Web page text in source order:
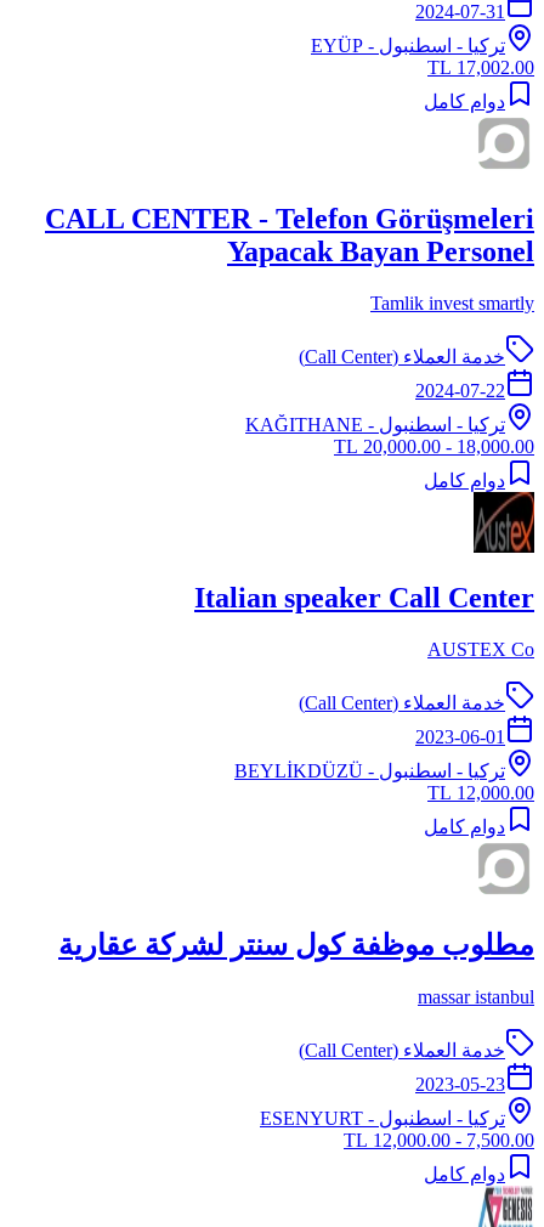
2024-07-31
تركيا - اسطنبول - EYÜP
17,002.00 TL
دوام كامل
CALL CENTER - Telefon Görüşmeleri
Yapacak Bayan Personel
Tamlik invest smartly
خدمة العملاء (Call Center)
2024-07-22
تركيا - اسطنبول - KAĞITHANE
18,000.00 - 20,000.00 TL
دوام كامل
Italian speaker Call Center
AUSTEX Co
خدمة العملاء (Call Center)
2023-06-01
تركيا - اسطنبول - BEYLİKDÜZÜ
12,000.00 TL
دوام كامل
مطلوب موظفة كول سنتر لشركة عقارية
massar istanbul
خدمة العملاء (Call Center)
2023-05-23
تركيا - اسطنبول - ESENYURT
7,500.00 - 12,000.00 TL
دوام كامل